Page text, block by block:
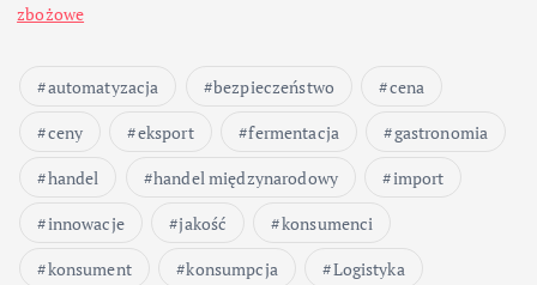
zbożowe
automatyzacja bezpieczeństwo
cena
ceny
eksport fermentacja
gastronomia
handel
handel międzynarodowy
import
innowacje
jakość
konsumenci
konsument
konsumpcja
Logistyka